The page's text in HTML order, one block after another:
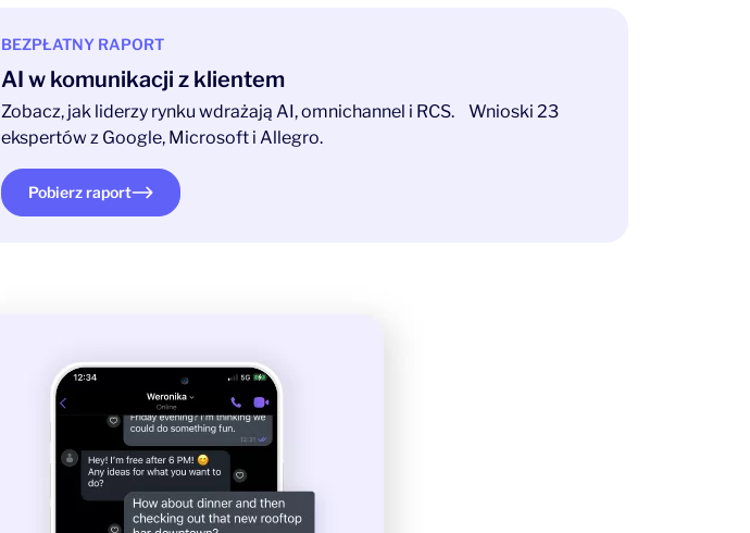
BEZPŁATNY RAPORT
AI w komunikacji z klientem
Zobacz, jak liderzy rynku wdrażają AI, omnichannel i RCS. Wnioski 23
ekspertów z Google, Microsoft i Allegro.
Pobierz raport